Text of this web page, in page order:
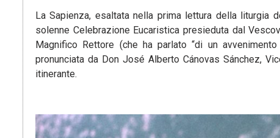
La Sapienza, esaltata nella prima lettura della
solenne Celebrazione Eucaristica presieduta dal
Magnifico Rettore (che ha parlato “di un
pronunciata da Don José Alberto Cánovas Sánchez,
itinerante.